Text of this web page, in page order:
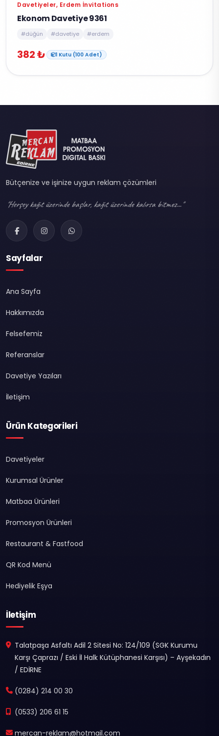
Davetiyeler, Erdem İnvitations
Ekonom Davetiye 9361
#düğün #davetiye #erdem
382 ₺ 1 Kutu (100 Adet)
Bütçenize ve işinize uygun reklam çözümleri
"Herşey kağıt üzerinde başlar, kağıt üzerinde kalırsa bitmez..."
Sayfalar
Ana Sayfa
Hakkımızda
Felsefemiz
Referanslar
Davetiye Yazıları
İletişim
Ürün Kategorileri
Davetiyeler
Kurumsal Ürünler
Matbaa Ürünleri
Promosyon Ürünleri
Restaurant & Fastfood
QR Kod Menü
Hediyelik Eşya
İletişim
Talatpaşa Asfaltı Adil 2 Sitesi No: 124/109 (SGK Kurumu
Karşı Çaprazı / Eski İl Halk Kütüphanesi Karşısı) – Ayşekadın
/ EDİRNE
(0284) 214 00 30
(0533) 206 61 15
mercan-reklam@hotmail.com